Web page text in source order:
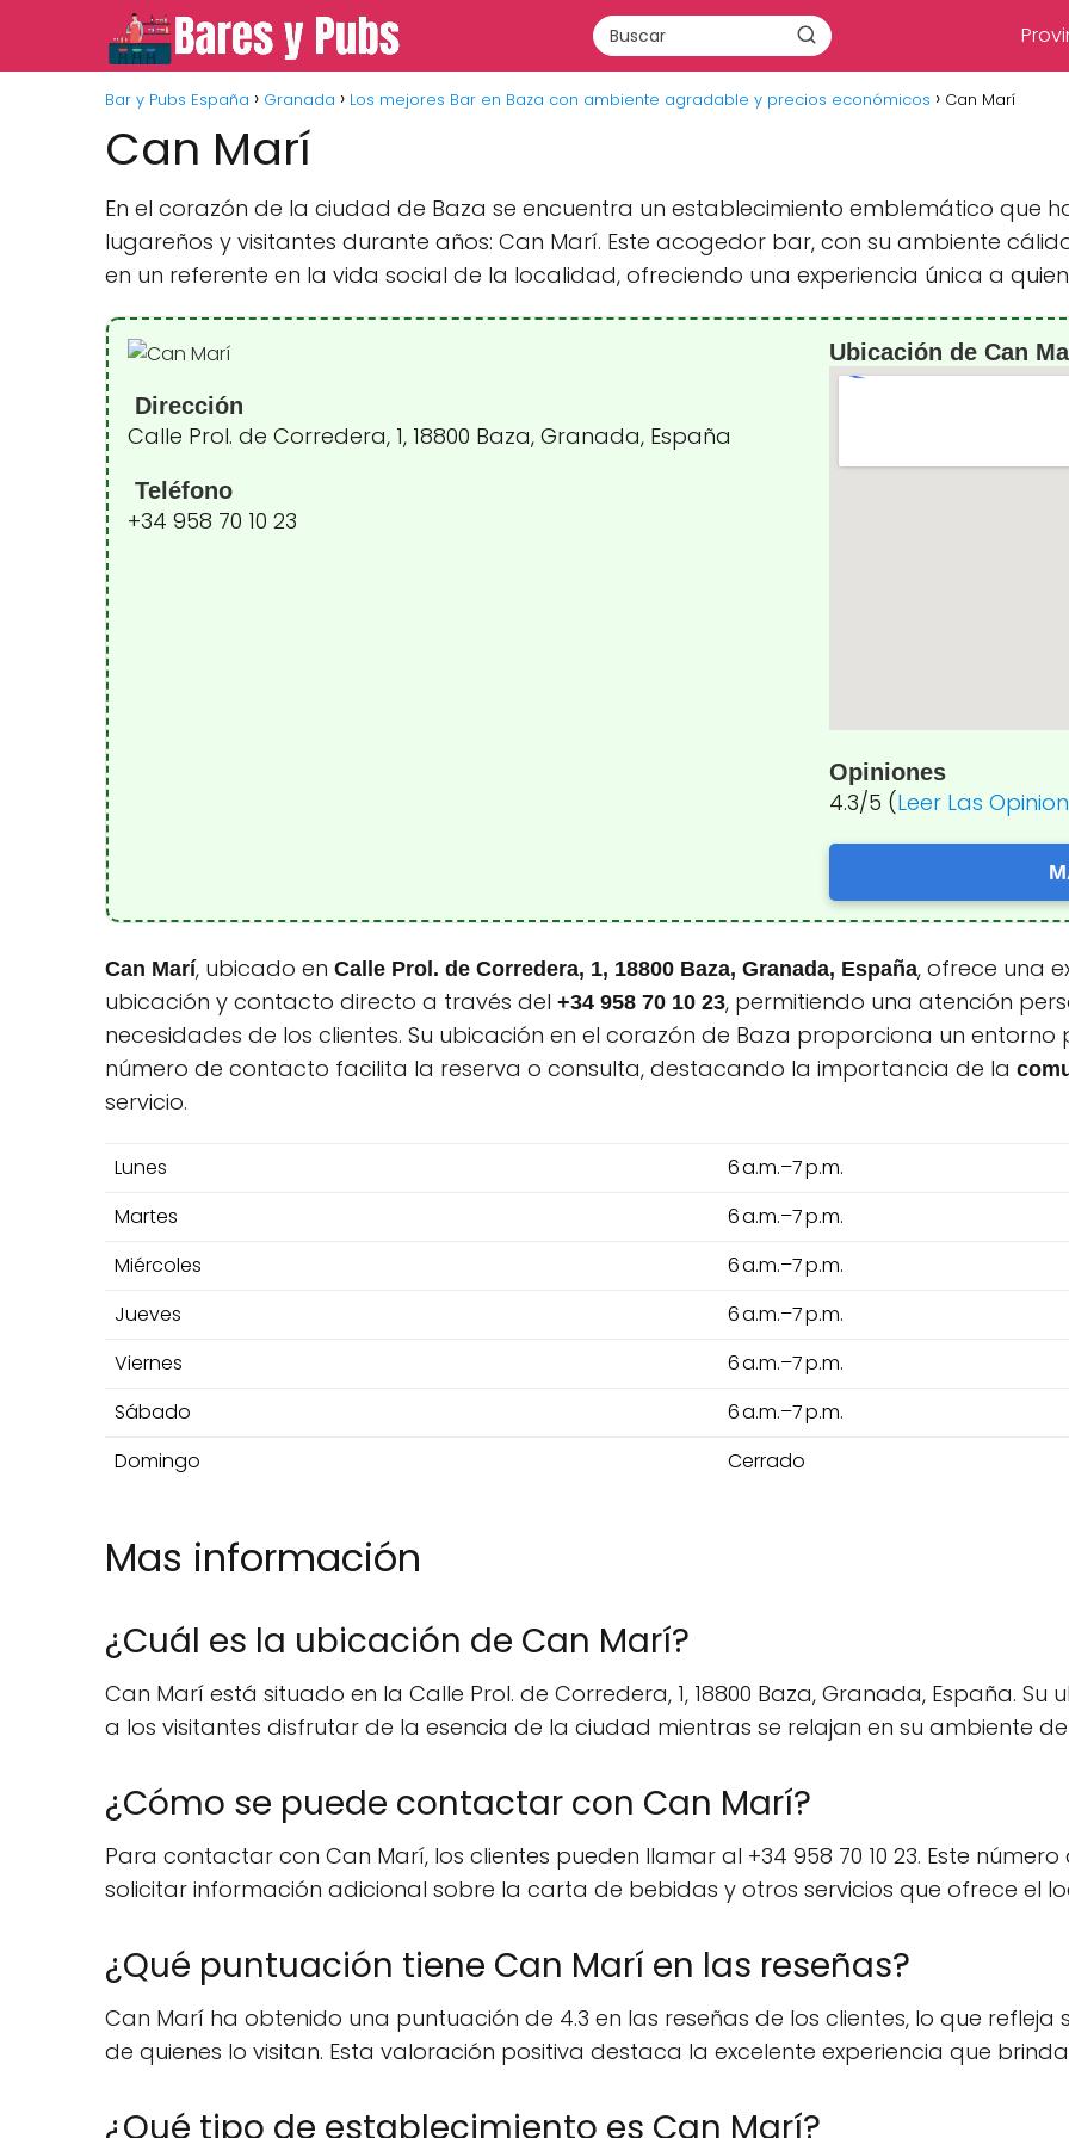
Bar y Pubs España Granada Los mejores Bar en Baza con ambiente agradable y precios económicos Can Marí
Can Marí
En el corazón de la ciudad de Baza se encuentra un establecimiento emblemático que
lugareños y visitantes durante años: Can Marí. Este acogedor bar, con su ambiente
en un referente en la vida social de la localidad, ofreciendo una experiencia única a
Dirección
Calle Prol. de Corredera, 1, 18800 Baza, Granada, España
Teléfono
+34 958 70 10 23
Ubicación de Can
Opiniones
4.3/5 (Leer Las
Can Marí, ubicado en Calle Prol. de Corredera, 1, 18800 Baza, Granada, España, ofrece una
ubicación y contacto directo a través del +34 958 70 10 23, permitiendo una atención
necesidades de los clientes. Su ubicación en el corazón de Baza proporciona un
número de contacto facilita la reserva o consulta, destacando la importancia de la
servicio.
Lunes
6 a.m.–7 p.m.
Martes
6 a.m.–7 p.m.
Miércoles
6 a.m.–7 p.m.
Jueves
6 a.m.–7 p.m.
Viernes
6 a.m.–7 p.m.
Sábado
6 a.m.–7 p.m.
Domingo
Cerrado
Mas información
¿Cuál es la ubicación de Can Marí?
Can Marí está situado en la Calle Prol. de Corredera, 1, 18800 Baza, Granada, España.
a los visitantes disfrutar de la esencia de la ciudad mientras se relajan en su ambiente
¿Cómo se puede contactar con Can Marí?
Para contactar con Can Marí, los clientes pueden llamar al +34 958 70 10 23. Este
solicitar información adicional sobre la carta de bebidas y otros servicios que ofrece el
¿Qué puntuación tiene Can Marí en las reseñas?
Can Marí ha obtenido una puntuación de 4.3 en las reseñas de los clientes, lo que
de quienes lo visitan. Esta valoración positiva destaca la excelente experiencia que
¿Qué tipo de establecimiento es Can Marí?